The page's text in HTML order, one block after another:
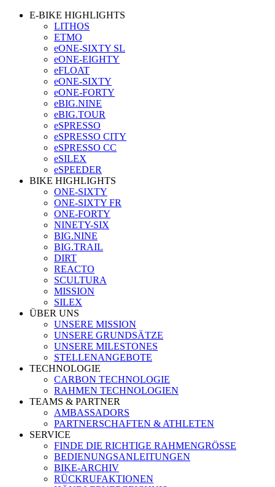
E-BIKE HIGHLIGHTS
LITHOS
ETMO
eONE-SIXTY SL
eONE-EIGHTY
eFLOAT
eONE-SIXTY
eONE-FORTY
eBIG.NINE
eBIG.TOUR
eSPRESSO
eSPRESSO CITY
eSPRESSO CC
eSILEX
eSPEEDER
BIKE HIGHLIGHTS
ONE-SIXTY
ONE-SIXTY FR
ONE-FORTY
NINETY-SIX
BIG.NINE
BIG.TRAIL
DIRT
REACTO
SCULTURA
MISSION
SILEX
ÜBER UNS
UNSERE MISSION
UNSERE GRUNDSÄTZE
UNSERE MILESTONES
STELLENANGEBOTE
TECHNOLOGIE
CARBON TECHNOLOGIE
RAHMEN TECHNOLOGIEN
TEAMS & PARTNER
AMBASSADORS
PARTNERSCHAFTEN & ATHLETEN
SERVICE
FINDE DIE RICHTIGE RAHMENGRÖSSE
BEDIENUNGSANLEITUNGEN
BIKE-ARCHIV
RÜCKRUFAKTIONEN